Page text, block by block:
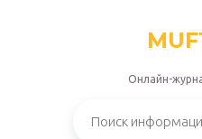
Онлайн-